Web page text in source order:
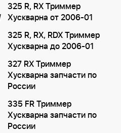
325 R, RX Триммер
Хускварна от 2006-01
325 R, RX, RDX Триммер
Хускварна до 2006-01
327 RX Триммер
Хускварна запчасти по
России
335 FR Триммер
Хускварна запчасти по
России